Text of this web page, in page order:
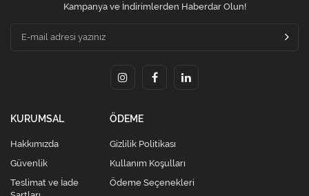
Kampanya ve İndirimlerden Haberdar Olun!
KURUMSAL
Hakkımızda
Güvenlik
Teslimat ve İade
ÖDEME
Gizlilik Politikası
Kullanım Koşulları
Ödeme Seçenekleri